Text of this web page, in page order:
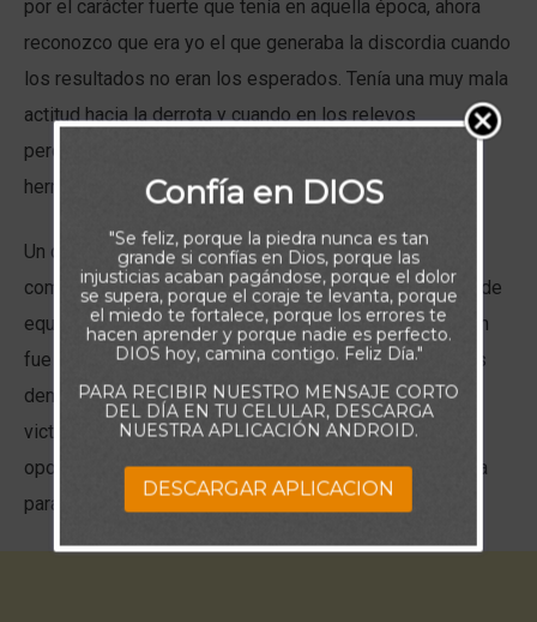
por el carácter fuerte que tenía en aquella época, ahora
reconozco que era yo el que generaba la discordia cuando
los resultados no eran los esperados. Tenía una muy mala
actitud hacia la derrota y cuando en los relevos
perdíamos, achacaba toda la culpa de los errores a mi
hermano y los otros compañeros del equipo.
Un día el entrenador me comentó que el resto de mis
compañeros mejoraban su rendimiento cuando el líder de
equipo era el de la preparatoria vecina y no yo. Su razón
fue la actitud constructiva que tenía para sostener a los
demás ante el error y motivar ante la relajación de la
victoria. Se trataba de utilizar los errores como
oportunidades para crecer teniendo una actitud positiva
para solventarlos y no actitud destructiva para lastimar.
Confía en DIOS
"Se feliz, porque la piedra nunca es tan
grande si confías en Dios, porque las
injusticias acaban pagándose, porque el dolor
se supera, porque el coraje te levanta, porque
el miedo te fortalece, porque los errores te
hacen aprender y porque nadie es perfecto.
DIOS hoy, camina contigo. Feliz Día."
PARA RECIBIR NUESTRO MENSAJE CORTO
DEL DÍA EN TU CELULAR, DESCARGA
NUESTRA APLICACIÓN ANDROID.
DESCARGAR APLICACION